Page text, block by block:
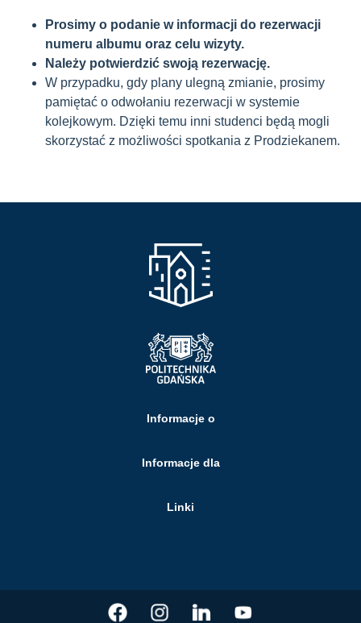
Prosimy o podanie w informacji do rezerwacji
numeru albumu oraz celu wizyty.
Należy potwierdzić swoją rezerwację.
W przypadku, gdy plany ulegną zmianie, prosimy
pamiętać o odwołaniu rezerwacji w systemie
kolejkowym. Dzięki temu inni studenci będą mogli
skorzystać z możliwości spotkania z Prodziekanem.
Informacje o
Informacje dla
Linki